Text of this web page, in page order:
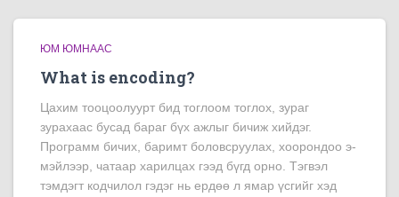
ЮМ ЮМНААС
What is encoding?
Цахим тооцоолуурт бид тоглоом тоглох, зураг
зурахаас бусад бараг бүх ажлыг бичиж хийдэг.
Программ бичих, баримт боловсруулах, хоорондоо э-
мэйлээр, чатаар харилцах гээд бүгд орно. Тэгвэл
тэмдэгт кодчилол гэдэг нь ердөө л ямар үсгийг хэд